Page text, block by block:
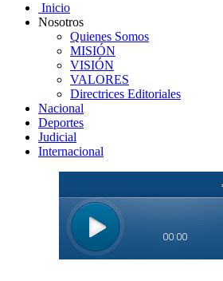
Inicio
Nosotros
Quienes Somos
MISIÓN
VISIÓN
VALORES
Directrices Editoriales
Nacional
Deportes
Judicial
Internacional